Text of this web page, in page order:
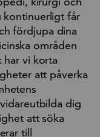
kontinuerligt får
fördjupa dina
områden
har vi korta
att påverka
dig
att söka
till